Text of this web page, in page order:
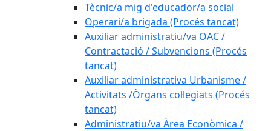
Tècnic/a mig d'educador/a social
Operari/a brigada (Procés tancat)
Auxiliar administratiu/va OAC /
Contractació / Subvencions (Procés
tancat)
Auxiliar administrativa Urbanisme /
Activitats /Òrgans col·legiats (Procés
tancat)
Administratiu/va Àrea Econòmica /